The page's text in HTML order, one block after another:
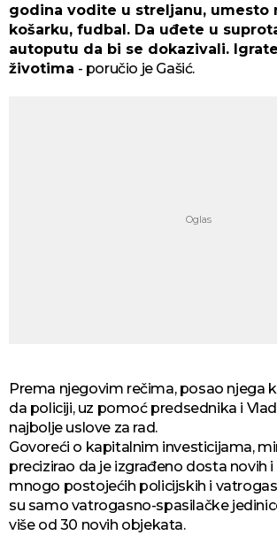
godina vodite u streljanu, umesto
košarku, fudbal. Da uđete u
autoputu da bi se dokazivali.
životima - poručio je Gašić.
Prema njegovim rečima, posao njega
da policiji, uz pomoć predsednika i
najbolje uslove za rad.
Govoreći o kapitalnim investicijama,
precizirao da je izgrađeno dosta novih
mnogo postojećih policijskih i
su samo vatrogasno-spasilačke
više od 30 novih objekata.